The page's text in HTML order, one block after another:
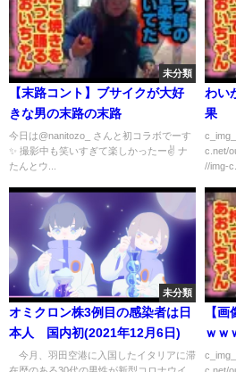
未分類
【末路コント】ブサイクが大好
きな男の末路の末路
今日は@nanitozo_ さんと初コラボでーす
✨ 撮影中も笑いすぎて楽しかったー✌️ ナ
たんとウ...
わい
果
c.net/
//img-
未分類
オミクロン株3例目の感染者は日
本人 国内初(2021年12月6日)
今月、羽田空港に入国したイタリアに滞
【
ｗｗ